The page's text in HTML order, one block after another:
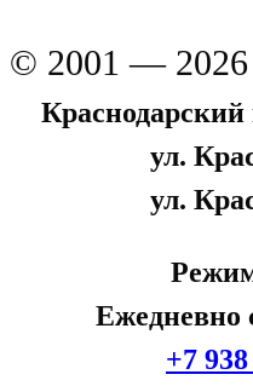
© 2001 —
ул.
ул.
Ежедневно
+7